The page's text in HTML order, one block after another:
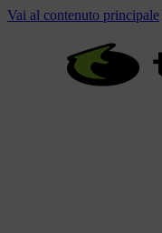
Vai al contenuto principale